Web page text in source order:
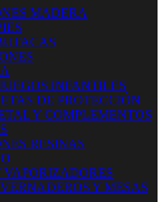
MADERA
INFANTILES
DE PROTECCIÓN
Y COMPLEMENTOS
RESINAS
Y MESAS